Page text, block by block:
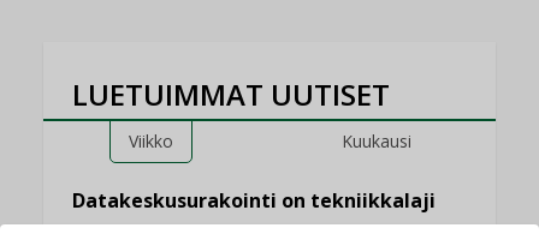
LUETUIMMAT UUTISET
Viikko Kuukausi
Datakeskusurakointi on tekniikkalaji
LEHDEN ARTIKKELIT